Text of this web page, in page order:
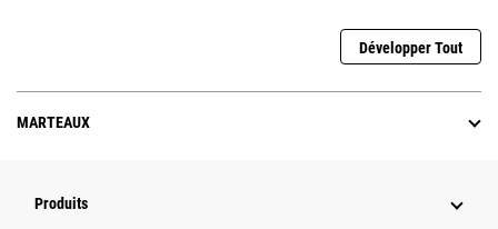
Développer Tout
MARTEAUX
Produits